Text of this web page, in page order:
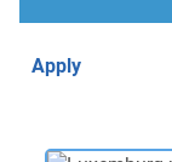
Apply